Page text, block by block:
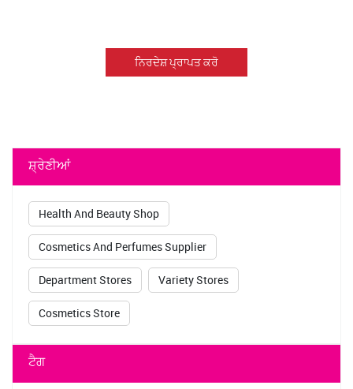
ਨਿਰਦੇਸ਼ ਪ੍ਰਾਪਤ ਕਰੋ
ਸ਼੍ਰੇਣੀਆਂ
Health And Beauty Shop
Cosmetics And Perfumes Supplier
Department Stores Variety Stores
Cosmetics Store
ਟੈਗ